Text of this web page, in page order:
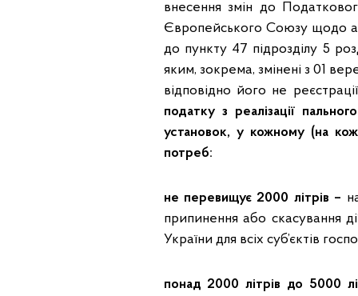
внесення змін до
Європейського Союзу щодо
до пункту 47 підрозділу 5
яким, зокрема, змінені з 01
відповідно його не
податку з реалізації
установок, у кожному (на
потреб:
не перевищує 2000 літрів –
припинення або скасування
України для всіх суб’єктів
понад 2000 літрів до 5000